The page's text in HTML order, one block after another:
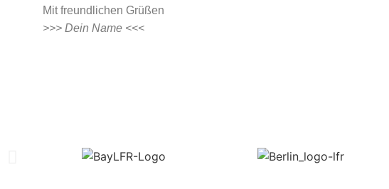
Mit freundlichen Grüßen
>>> Dein Name <<<